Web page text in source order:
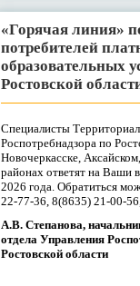
«Горячая линия»
потребителей
образовательных
Ростовской
Специалисты
Роспотребнадзора по
Новочеркасске,
районах ответят на Ваши
2026 года. Обратиться
22-77-36, 8(8635) 21-00-
А.В. Степанова,
отдела Управления
Ростовской области